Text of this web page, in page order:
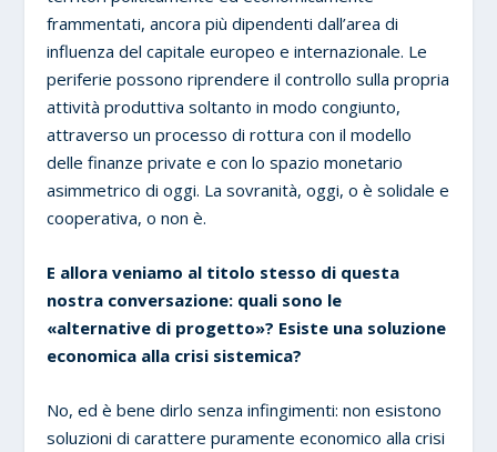
frammentati, ancora più dipendenti dall’area di
influenza del capitale europeo e internazionale. Le
periferie possono riprendere il controllo sulla propria
attività produttiva soltanto in modo congiunto,
attraverso un processo di rottura con il modello
delle finanze private e con lo spazio monetario
asimmetrico di oggi. La sovranità, oggi, o è solidale e
cooperativa, o non è.
E allora veniamo al titolo stesso di questa
nostra conversazione: quali sono le
«alternative di progetto»? Esiste una soluzione
economica alla crisi sistemica?
No, ed è bene dirlo senza infingimenti: non esistono
soluzioni di carattere puramente economico alla crisi